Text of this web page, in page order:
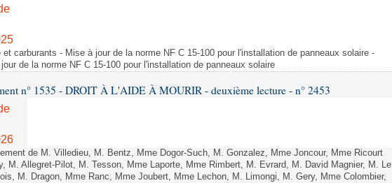
et carburants - Mise à jour de la norme NF C 15-100 pour l'installation de panneaux solaire -
de la norme NF C 15-100 pour l'installation de panneaux solaire
n° 1535 - DROIT À L'AIDE À MOURIR - deuxième lecture - n° 2453
de M. Villedieu, M. Bentz, Mme Dogor-Such, M. Gonzalez, Mme Joncour, Mme Ricourt
M. Allegret-Pilot, M. Tesson, Mme Laporte, Mme Rimbert, M. Evrard, M. David Magnier, M. Le
M. Dragon, Mme Ranc, Mme Joubert, Mme Lechon, M. Limongi, M. Gery, Mme Colombier,